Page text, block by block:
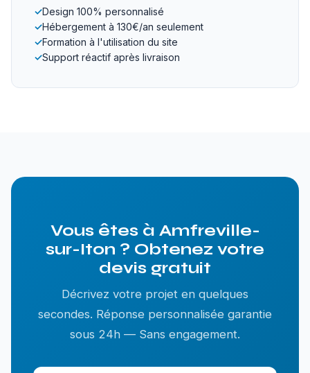
✓Design 100% personnalisé
✓Hébergement à 130€/an seulement
✓Formation à l'utilisation du site
✓Support réactif après livraison
Vous êtes à Amfreville-
sur-Iton ? Obtenez votre
devis gratuit
Décrivez votre projet en quelques
secondes. Réponse personnalisée garantie
sous 24h — Sans engagement.